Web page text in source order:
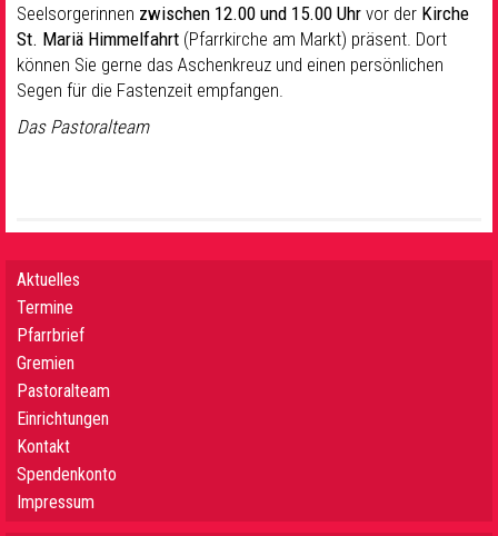
Seelsorgerinnen zwischen 12.00 und 15.00 Uhr vor der Kirche
St. Mariä Himmelfahrt (Pfarrkirche am Markt) präsent. Dort
können Sie gerne das Aschenkreuz und einen persönlichen
Segen für die Fastenzeit empfangen.
Das Pastoralteam
Aktuelles
Termine
Pfarrbrief
Gremien
Pastoralteam
Einrichtungen
Kontakt
Spendenkonto
Impressum